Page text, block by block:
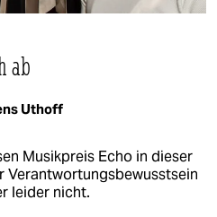
ab
Uthoff
Musikpreis Echo in dieser
Verantwortungsbewusstsein
leider nicht.